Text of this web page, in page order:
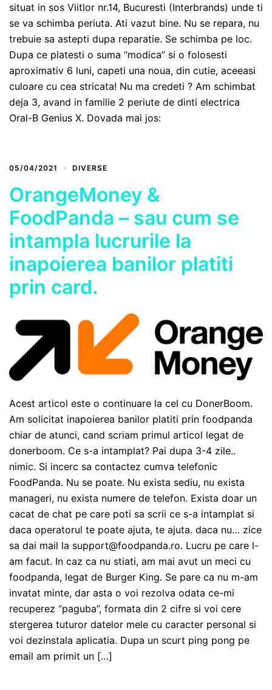
situat in sos Viitlor nr.14, Bucuresti (Interbrands) unde ti
se va schimba periuta. Ati vazut bine. Nu se repara, nu
trebuie sa astepti dupa reparatie. Se schimba pe loc.
Dupa ce platesti o suma “modica” si o folosesti
aproximativ 6 luni, capeti una noua, din cutie, aceeasi
culoare cu cea stricata! Nu ma credeti ? Am schimbat
deja 3, avand in familie 2 periute de dinti electrica
Oral-B Genius X. Dovada mai jos:
05/04/2021 DIVERSE
OrangeMoney &
FoodPanda – sau cum se
intampla lucrurile la
inapoierea banilor platiti
prin card.
Acest articol este o continuare la cel cu DonerBoom.
Am solicitat inapoierea banilor platiti prin foodpanda
chiar de atunci, cand scriam primul articol legat de
donerboom. Ce s-a intamplat? Pai dupa 3-4 zile..
nimic. Si incerc sa contactez cumva telefonic
FoodPanda. Nu se poate. Nu exista sediu, nu exista
manageri, nu exista numere de telefon. Exista doar un
cacat de chat pe care poti sa scrii ce s-a intamplat si
daca operatorul te poate ajuta, te ajuta. daca nu… zice
sa dai mail la support@foodpanda.ro. Lucru pe care l-
am facut. In caz ca nu stiati, am mai avut un meci cu
foodpanda, legat de Burger King. Se pare ca nu m-am
invatat minte, dar asta o voi rezolva odata ce-mi
recuperez “paguba”, formata din 2 cifre si voi cere
stergerea tuturor datelor mele cu caracter personal si
voi dezinstala aplicatia. Dupa un scurt ping pong pe
email am primit un […]